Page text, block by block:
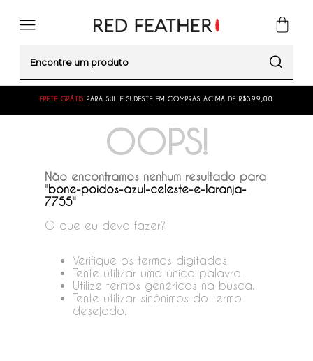
FRETE GRÁTIS PARA SUL E SUDESTE EM COMPRAS ACIMA DE R$399,00
OOPS!
Não encontramos nenhum resultado para
"bone-poidos-azul-celeste-e-laranja-
7755"
O que eu devo fazer?
Verifique os termos digitados.
Tente utilizar uma única palavra.
Utilize termos genéricos na busca.
Tente utilizar sinônimos do termo
desejado.